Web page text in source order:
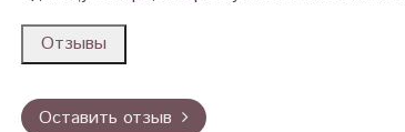
Отзывы
Оставить отзыв